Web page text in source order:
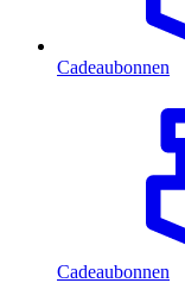
Cadeaubonnen
Cadeaubonnen